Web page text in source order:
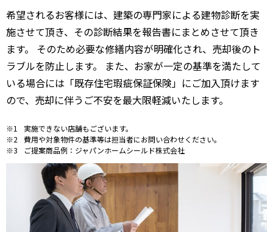
希望されるお客様には、建築の専門家による建物診断を実
施させて頂き、その診断結果を報告書にまとめさせて頂き
ます。 そのため必要な修繕内容が明確化され、売却後のト
ラブルを防止します。 また、お家が一定の基準を満たして
いる場合には「既存住宅瑕疵保証保険」にご加入頂けます
ので、売却に伴うご不安を最大限軽減いたします。
実施できない店舗もございます。
費用や対象物件の基準等は担当者にお問い合わせください。
ご提案商品例：ジャパンホームシールド株式会社